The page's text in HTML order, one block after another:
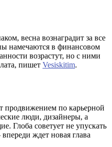
весна вознаградит за все
намечаются в финансовом
возрастут, но с ними
пишет Vesiskitim.
продвижением по карьерной
люди, дизайнеры, а
Глоба советует не упускать
ждет новая глава